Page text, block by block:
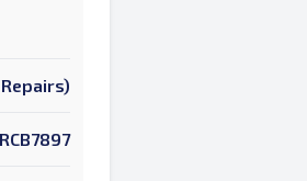
RCB7897